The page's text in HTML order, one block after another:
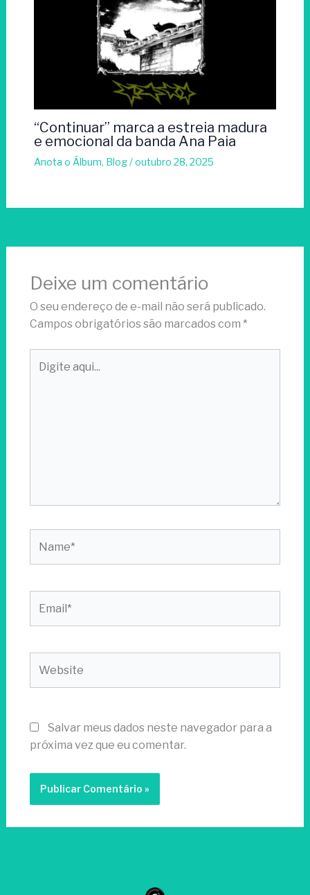
“Continuar” marca a estreia madura
e emocional da banda Ana Paia
Anota o Álbum, Blog/outubro 28, 2025
Deixe um comentário
O seu endereço de e-mail não será publicado.
Campos obrigatórios são marcados com *
aqui...
Salvar meus dados neste navegador para a
próxima vez que eu comentar.